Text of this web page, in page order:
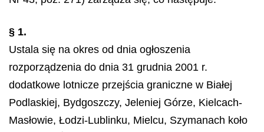
§ 1.
Ustala się na okres od dnia ogłoszenia
rozporządzenia do dnia 31 grudnia 2001 r.
dodatkowe lotnicze przejścia graniczne w Białej
Podlaskiej, Bydgoszczy, Jeleniej Górze, Kielcach-
Masłowie, Łodzi-Lublinku, Mielcu, Szymanach koło